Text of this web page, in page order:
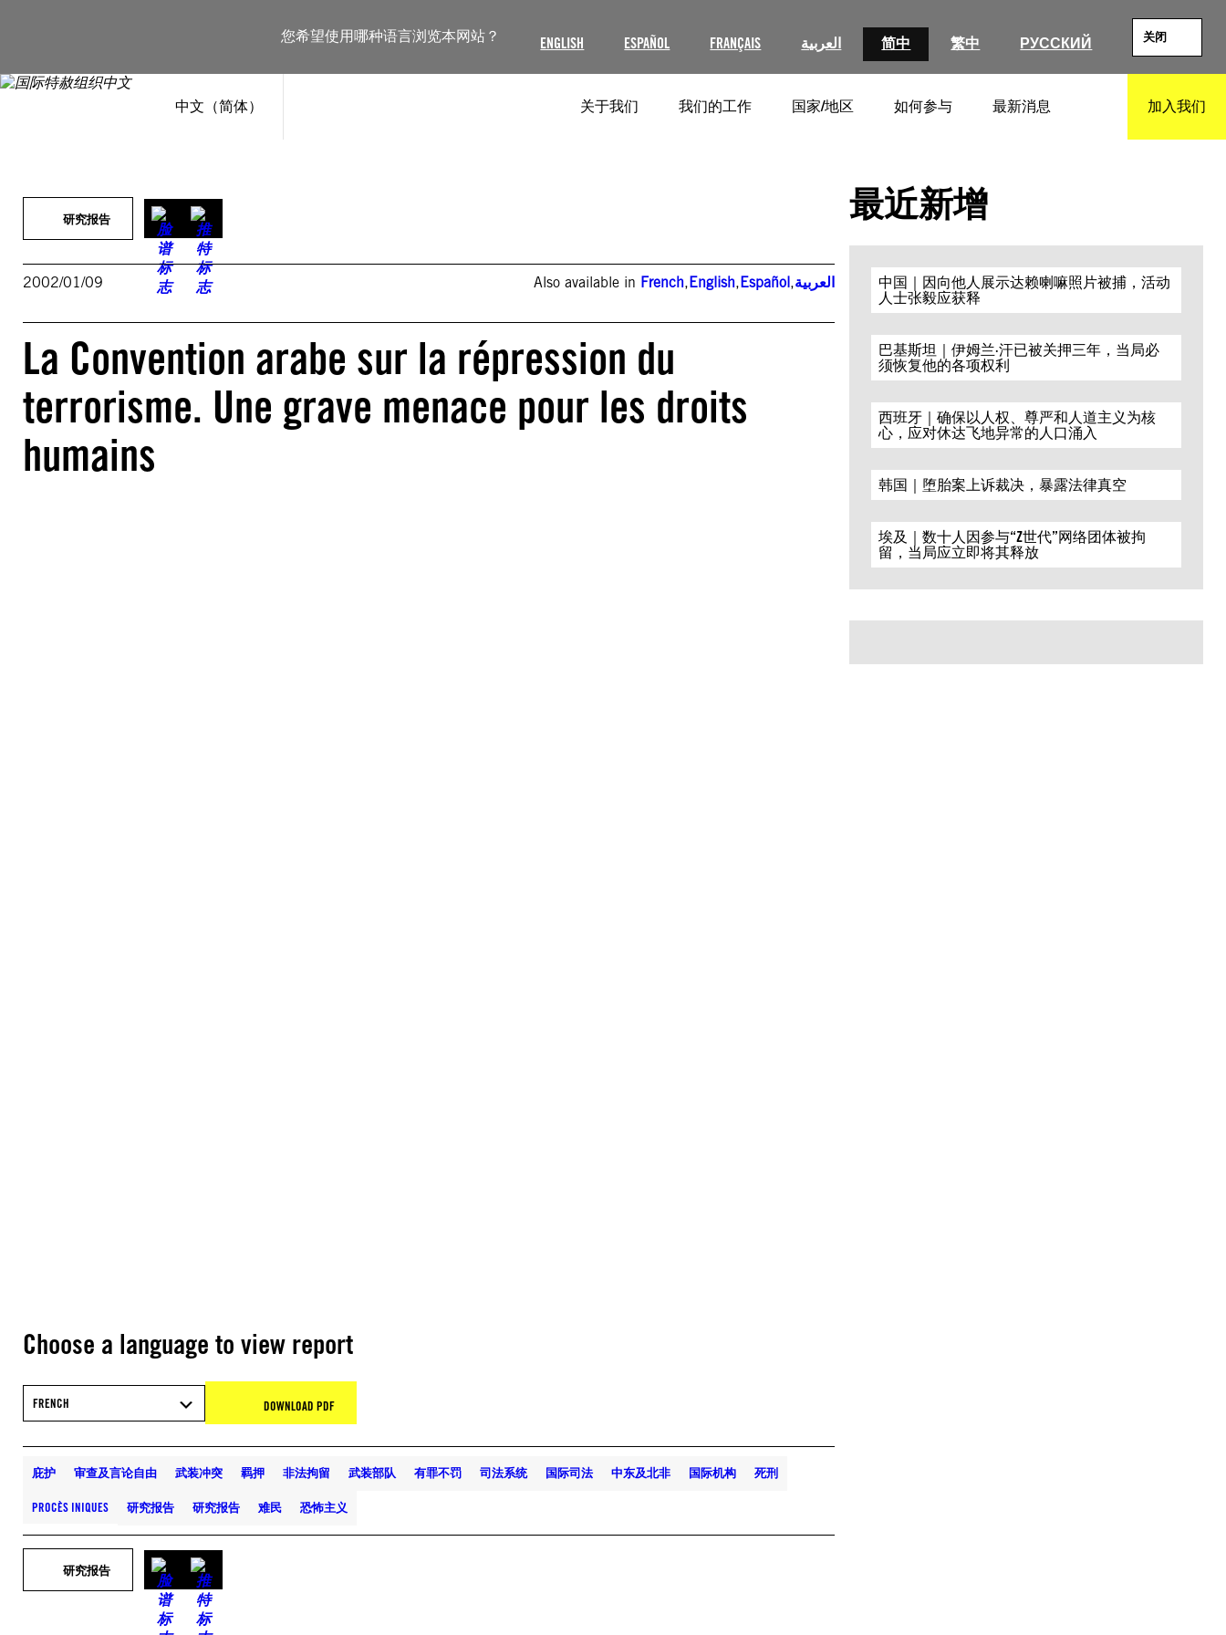
您希望使用哪种语言浏览本网站？ ENGLISH ESPAÑOL FRANÇAIS العربية 简中 繁中 РУССКИЙ 关闭
中文（简体） 关于我们 我们的工作 国家/地区 如何参与 最新消息 加入我们
研究报告
2002/01/09 Also available in French,English,Español,العربية
La Convention arabe sur la répression du
terrorisme. Une grave menace pour les droits
humains
Choose a language to view report
FRENCH DOWNLOAD PDF
庇护 审查及言论自由 武装冲突 羁押 非法拘留 武装部队 有罪不罚 司法系统 国际司法 中东及北非 国际机构 死刑
PROCÈS INIQUES 研究报告 研究报告 难民 恐怖主义
研究报告
最近新增
中国｜因向他人展示达赖喇嘛照片被捕，活动
人士张毅应获释
巴基斯坦｜伊姆兰·汗已被关押三年，当局必
须恢复他的各项权利
西班牙｜确保以人权、尊严和人道主义为核
心，应对休达飞地异常的人口涌入
韩国｜堕胎案上诉裁决，暴露法律真空
埃及｜数十人因参与“Z世代”网络团体被拘
留，当局应立即将其释放